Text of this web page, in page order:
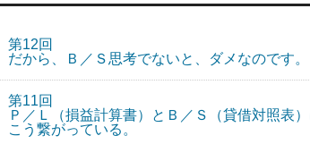
第12回
だから、Ｂ／Ｓ思考でないと、ダメなのです。
第11回
Ｐ／Ｌ（損益計算書）とＢ／Ｓ（貸借対照表）
こう繋がっている。